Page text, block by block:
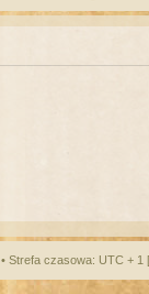
• Strefa czasowa: UTC + 1 [